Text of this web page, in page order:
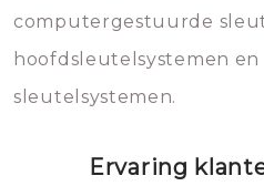
computergestuurde
hoofdsleutelsystemen
sleutelsystemen.
Ervaring